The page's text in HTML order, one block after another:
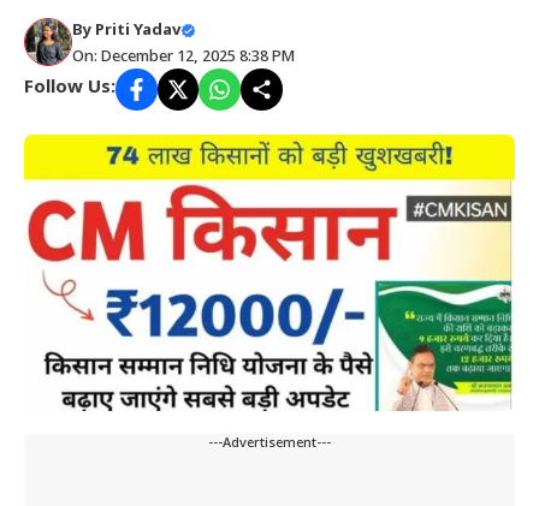
By Priti Yadav
On: December 12, 2025 8:38 PM
Follow Us:
---Advertisement---